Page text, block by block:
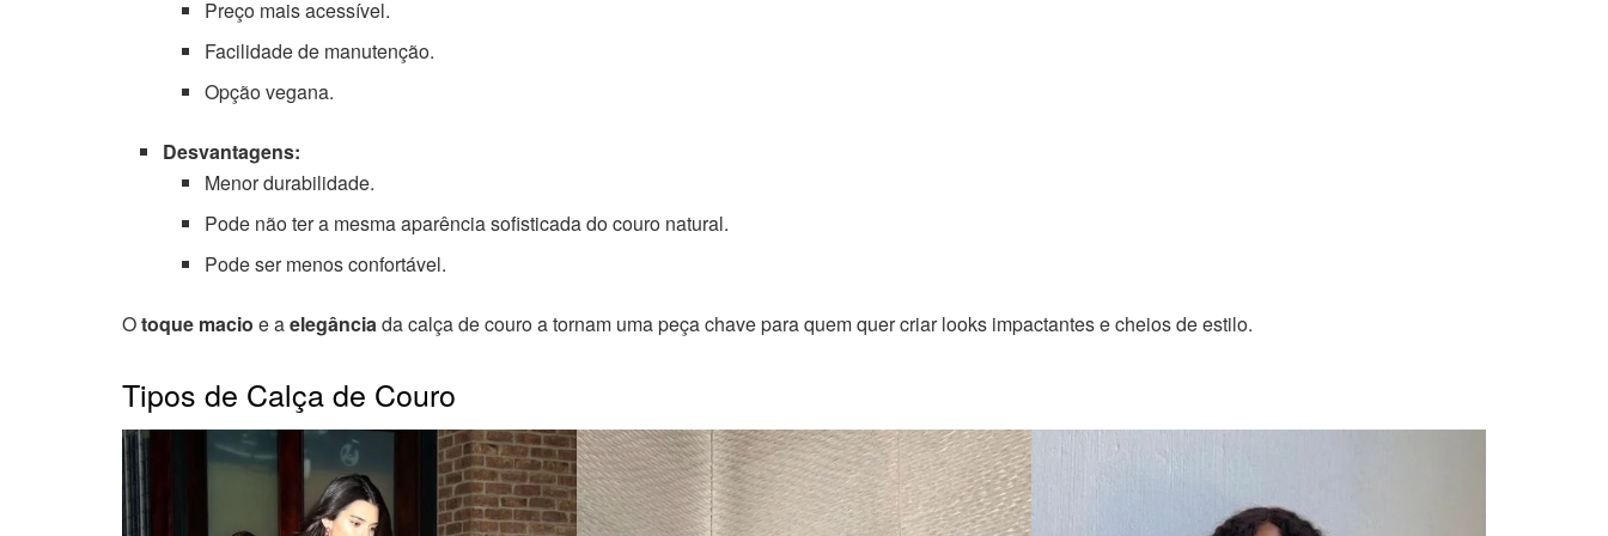
Preço mais acessível.
Facilidade de manutenção.
Opção vegana.
Desvantagens:
Menor durabilidade.
Pode não ter a mesma aparência sofisticada do couro natural.
Pode ser menos confortável.
Otoque macio e aelegânciada calça de couro a tornam uma peça chave para quem quer criar looks impactantes e cheios de estilo.
Tipos de Calça de Couro